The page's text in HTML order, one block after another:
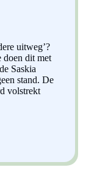
uitweg’?
doen dit met
Saskia
stand. De
volstrekt